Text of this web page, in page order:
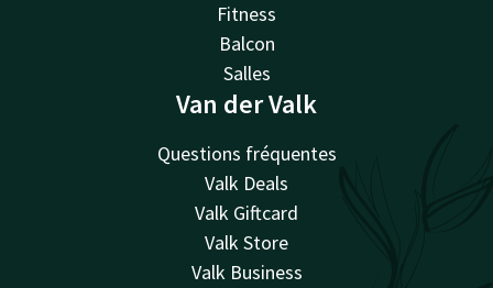
Fitness
Balcon
Salles
Van der Valk
Questions fréquentes
Valk Deals
Valk Giftcard
Valk Store
Valk Business